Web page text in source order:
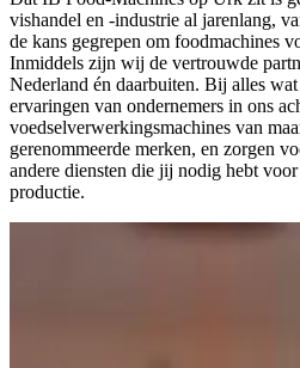
vishandel en -industrie al jarenlang,
de kans gegrepen om foodmachines
Inmiddels zijn wij de vertrouwde
Nederland én daarbuiten. Bij alles
ervaringen van ondernemers in ons
voedselverwerkingsmachines van
gerenommeerde merken, en zorgen
andere diensten die jij nodig hebt
productie.